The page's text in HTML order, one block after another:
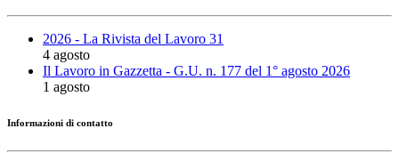
2026 - La Rivista del Lavoro 31
4 agosto
Il Lavoro in Gazzetta - G.U. n. 177 del 1° agosto 2026
1 agosto
Informazioni di contatto